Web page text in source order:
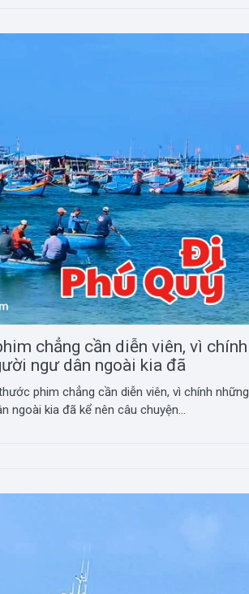
chẳng cần diễn viên, vì chính
ngư dân ngoài kia đã
phim chẳng cần diễn viên, vì chính những
ngoài kia đã kể nên câu chuyện...